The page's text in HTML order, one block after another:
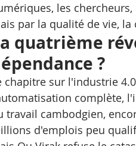
les
par la qualité de vie,
quatrième
?
chapitre sur l'industrie
complète,
travail cambodgien,
d'emplois peu